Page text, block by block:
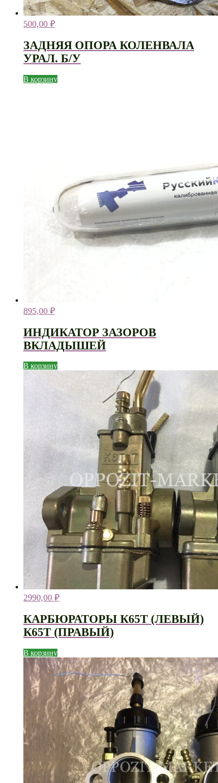
500,00 ₽
ЗАДНЯЯ ОПОРА КОЛЕНВАЛА
УРАЛ. Б/У
В корзину
895,00 ₽
ИНДИКАТОР ЗАЗОРОВ
ВКЛАДЫШЕЙ
В корзину
2990,00 ₽
КАРБЮРАТОРЫ К65Т (ЛЕВЫЙ)
К65Т (ПРАВЫЙ)
В корзину